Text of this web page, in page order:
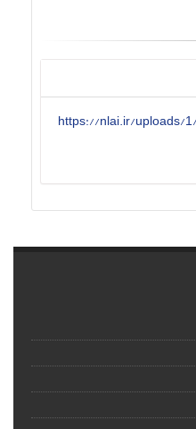
https://nlai.ir/uploads/